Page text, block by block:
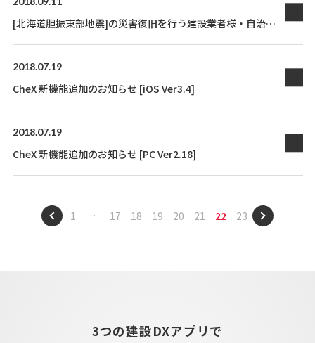
[北海道胆振東部地震]の災害復旧を行う建設業者様・自治体
2018.07.19
CheX 新機能追加のお知らせ [iOS Ver3.4]
2018.07.19
CheX 新機能追加のお知らせ [PC Ver2.18]
1 … 17 18 19 20 21 22 23
3つの建設DXアプリで